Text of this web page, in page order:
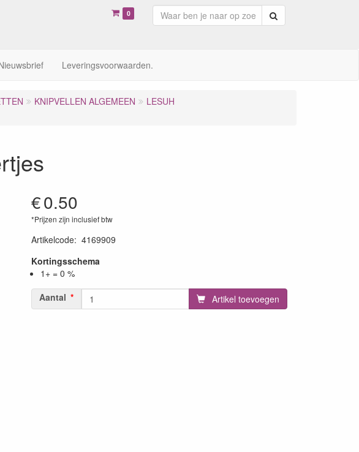
0
Leveringsvoorwaarden.
KNIPVELLEN ALGEMEEN
LESUH
€0.50
*Prijzen zijn inclusief btw
Artikelcode: 4169909
Kortingsschema
1+ = 0 %
Aantal
Artikel toevoegen